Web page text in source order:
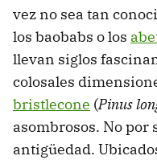
vez no sea tan
los baobabs o los
llevan siglos
colosales
bristlecone (Pinus
asombrosos. No por
antigüedad.